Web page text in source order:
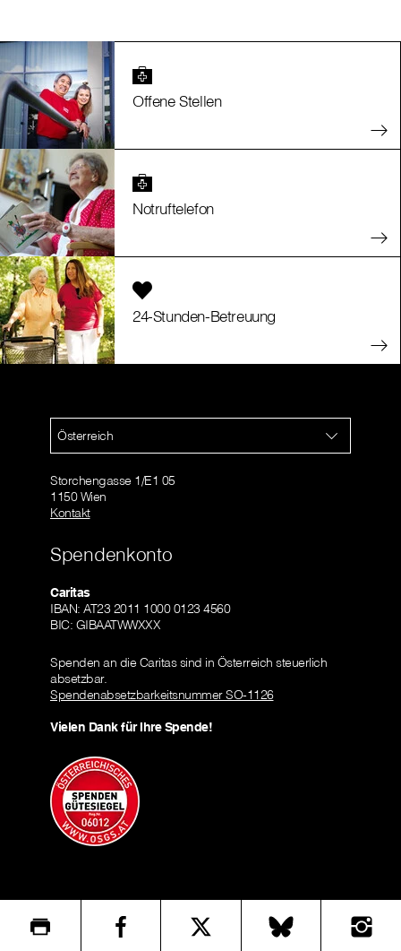
Offene Stellen
Notruftelefon
24-Stunden-Betreuung
Österreich
Storchengasse 1/E1 05
1150 Wien
Kontakt
Spendenkonto
Caritas
IBAN: AT23 2011 1000 0123 4560
BIC: GIBAATWWXXX
Spenden an die Caritas sind in Österreich steuerlich
absetzbar.
Spendenabsetzbarkeitsnummer SO-1126
Vielen Dank für Ihre Spende!